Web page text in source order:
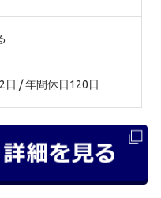
日 / 年間休日120日